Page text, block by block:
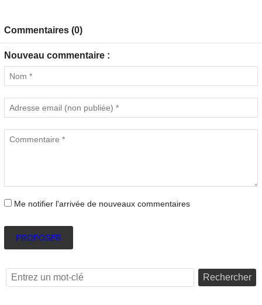
Commentaires (0)
Nouveau commentaire :
Me notifier l'arrivée de nouveaux commentaires
PROPOSER
Rechercher